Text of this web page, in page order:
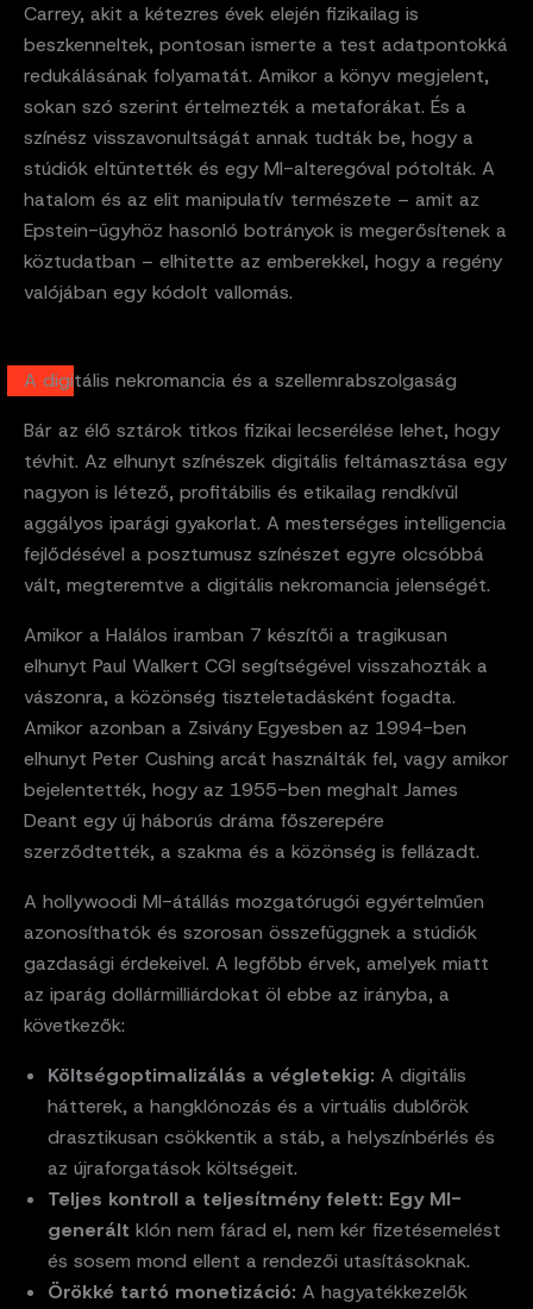
Carrey, akit a kétezres évek elején fizikailag is
beszkenneltek, pontosan ismerte a test adatpontokká
redukálásának folyamatát. Amikor a könyv megjelent,
sokan szó szerint értelmezték a metaforákat. És a
színész visszavonultságát annak tudták be, hogy a
stúdiók eltüntették és egy MI-alteregóval pótolták. A
hatalom és az elit manipulatív természete – amit az
Epstein-ügyhöz hasonló botrányok is megerősítenek a
köztudatban – elhitette az emberekkel, hogy a regény
valójában egy kódolt vallomás.
A digitális nekromancia és a szellemrabszolgaság
Bár az élő sztárok titkos fizikai lecserélése lehet, hogy
tévhit. Az elhunyt színészek digitális feltámasztása egy
nagyon is létező, profitábilis és etikailag rendkívül
aggályos iparági gyakorlat. A mesterséges intelligencia
fejlődésével a posztumusz színészet egyre olcsóbbá
vált, megteremtve a digitális nekromancia jelenségét.
Amikor a Halálos iramban 7 készítői a tragikusan
elhunyt Paul Walkert CGI segítségével visszahozták a
vászonra, a közönség tiszteletadásként fogadta.
Amikor azonban a Zsivány Egyesben az 1994-ben
elhunyt Peter Cushing arcát használták fel, vagy amikor
bejelentették, hogy az 1955-ben meghalt James
Deant egy új háborús dráma főszerepére
szerződtették, a szakma és a közönség is fellázadt.
A hollywoodi MI-átállás mozgatórugói egyértelműen
azonosíthatók és szorosan összefüggnek a stúdiók
gazdasági érdekeivel. A legfőbb érvek, amelyek miatt
az iparág dollármilliárdokat öl ebbe az irányba, a
következők:
Költségoptimalizálás a végletekig: A digitális
hátterek, a hangklónozás és a virtuális dublőrök
drasztikusan csökkentik a stáb, a helyszínbérlés és
az újraforgatások költségeit.
Teljes kontroll a teljesítmény felett: Egy MI-
generált klón nem fárad el, nem kér fizetésemelést
és sosem mond ellent a rendezői utasításoknak.
Örökké tartó monetizáció: A hagyatékkezelők